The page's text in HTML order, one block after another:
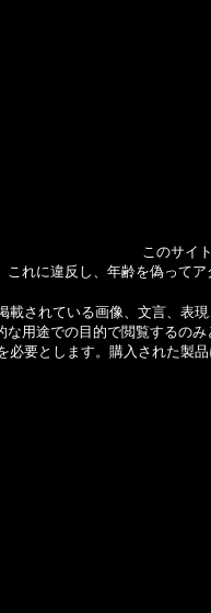
このサイ
これに違反し、年齢を偽って
載されている画像、文言、表
な用途での目的で閲覧するの
必要とします。購入された製